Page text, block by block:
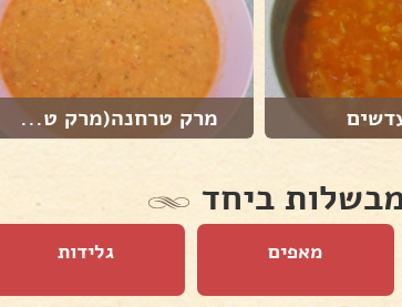
מרק טרחנה(מרק ט...
ביחד
מאפים גלידות